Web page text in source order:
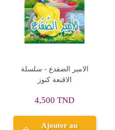
و الوحش - اطالع و
اكتشف - اليمامة
1,500 TND
Ajouter au